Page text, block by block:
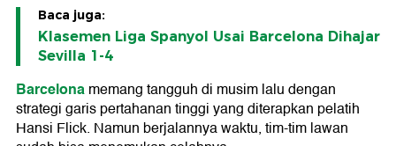
Baca juga:
Klasemen Liga Spanyol Usai Barcelona Dihajar
Sevilla 1-4
Barcelonamemang tangguh di musim lalu dengan
strategi garis pertahanan tinggi yang diterapkan pelatih
Hansi Flick. Namun berjalannya waktu, tim-tim lawan